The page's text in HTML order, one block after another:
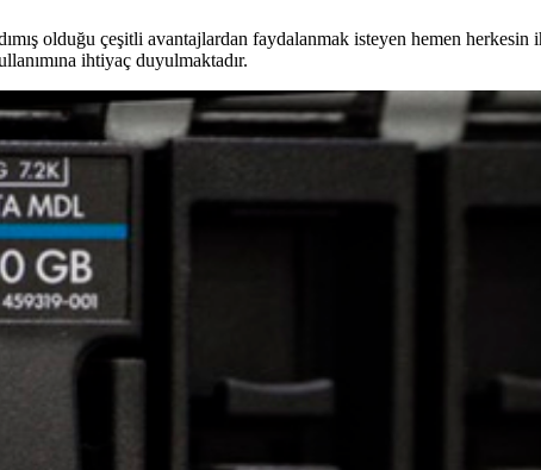
olduğu çeşitli avantajlardan faydalanmak isteyen hemen
ihtiyaç duyulmaktadır.